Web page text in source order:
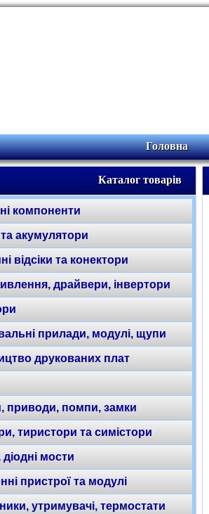
Головна
Каталог товарів
компоненти
акумулятори
відсіки та конектори
драйвери, інвертори
прилади, модулі, щупи
друкованих плат
приводи, помпи, замки
тиристори та симістори
діодні мости
пристрої та модулі
утримувачі, термостати